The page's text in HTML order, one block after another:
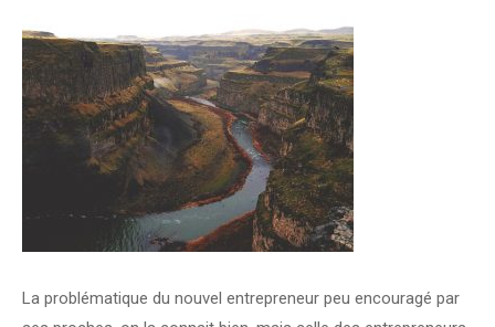
La problématique du nouvel entrepreneur peu encouragé par